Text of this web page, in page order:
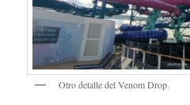
Otro detalle del Venom Drop.